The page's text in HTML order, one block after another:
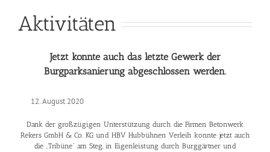
Aktivitäten
Jetzt konnte auch das letzte Gewerk der
Burgparksanierung abgeschlossen werden.
August 2020
Dank der großzügigen Unterstützung durch die Firmen Betonwerk
Rekers GmbH & Co. KG und HBV Hubbühnen Verleih konnte jetzt auch
die „Tribüne“ am Steg, in Eigenleistung durch Burggärtner und